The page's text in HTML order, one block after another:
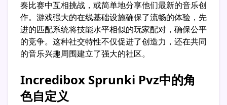
奏比赛中互相挑战，或简单地分享他们最新的音乐创
作。游戏强大的在线基础设施确保了流畅的体验，先
进的匹配系统将技能水平相似的玩家配对，确保公平
的竞争。这种社交特性不仅促进了创造力，还在共同
的音乐兴趣周围建立了强大的社区。
Incredibox Sprunki Pvz中的角
色自定义